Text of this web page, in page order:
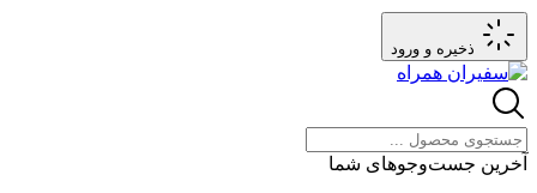
ذخیره و ورود
آخرین جست‌وجوهای شما